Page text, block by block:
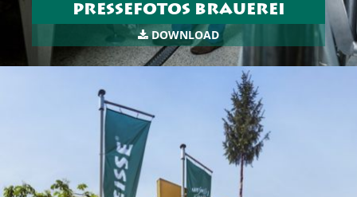
+43 662 872 246
prost@dieweisse.at
Rupertgasse 10, 5020 Salzburg
PRESSEFOTOS BRAUEREI
DOWNLOAD